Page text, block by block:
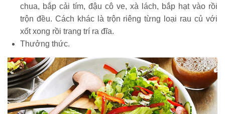
chua, bắp cải tím, đậu cô ve, xà lách, bắp hạt vào rồi
trộn đều. Cách khác là trộn riêng từng loại rau củ với
xốt xong rồi trang trí ra đĩa.
Thưởng thức.